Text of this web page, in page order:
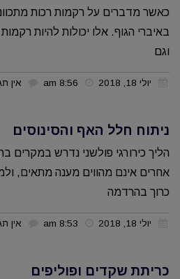
כאשר מדברים על רקמות רכות
באיברי הגוף. אלו יכולות להיות
וגם
יולי 18, 2018 אין
ניתוח חלל האף והסינוסים
הליך כירורגי פולשני נדרש במקרים
אחרים אינם מהווים מענה מתאים,
כרוך בהרדמה
יולי 18, 2018 אין
כריתת שקדים ופוליפים